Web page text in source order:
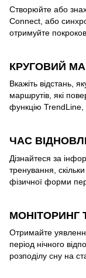
Створюйте або
Connect, або
отримуйте покрокові
КРУГОВИЙ
Вкажіть відстань,
маршрутів, які
функцію TrendLine,
ЧАС
Дізнайтеся за
тренування,
фізичної форми
МОНІТОРИНГ
Отримайте
період нічного
розподілу сну на